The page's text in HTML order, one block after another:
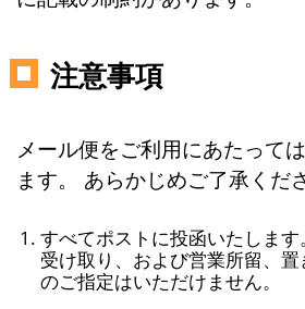
注意事項
メール便をご利用にあたって
ます。 あらかじめご了承くだ
すべてポストに投函いたしま
受け取り、および営業所留、
のご指定はいただけません。